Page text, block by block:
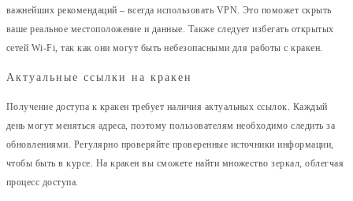
важнейших рекомендаций – всегда использовать VPN. Это поможет скрыть
ваше реальное местоположение и данные. Также следует избегать открытых
сетей Wi-Fi, так как они могут быть небезопасными для работы с кракен.
Актуальные ссылки на кракен
Получение доступа к кракен требует наличия актуальных ссылок. Каждый
день могут меняться адреса, поэтому пользователям необходимо следить за
обновлениями. Регулярно проверяйте проверенные источники информации,
чтобы быть в курсе. На кракен вы сможете найти множество зеркал, облегчая
процесс доступа.